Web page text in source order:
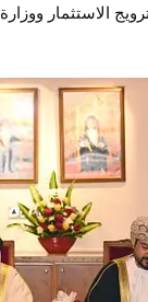
الاستثمار